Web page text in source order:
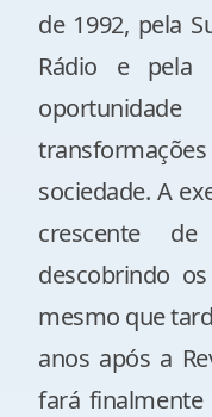
de 1992, pela
Rádio e pela
sociedade. A
crescente
descobrindo
mesmo que
anos após a
fará